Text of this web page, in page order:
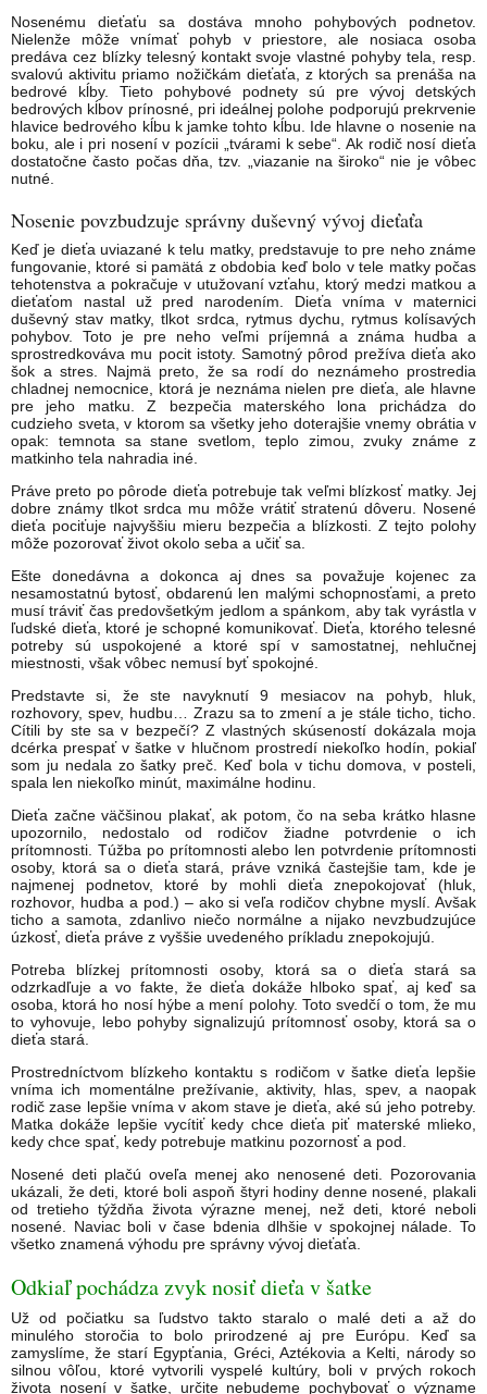
Nosenému dieťaťu sa dostáva mnoho pohybových podnetov.
Nielenže môže vnímať pohyb v priestore, ale nosiaca osoba
predáva cez blízky telesný kontakt svoje vlastné pohyby tela, resp.
svalovú aktivitu priamo nožičkám dieťaťa, z ktorých sa prenáša na
bedrové kĺby. Tieto pohybové podnety sú pre vývoj detských
bedrových kĺbov prínosné, pri ideálnej polohe podporujú prekrvenie
hlavice bedrového kĺbu k jamke tohto kĺbu. Ide hlavne o nosenie na
boku, ale i pri nosení v pozícii „tvárami k sebe“. Ak rodič nosí dieťa
dostatočne často počas dňa, tzv. „viazanie na široko“ nie je vôbec
nutné.
Nosenie povzbudzuje správny duševný vývoj dieťaťa
Keď je dieťa uviazané k telu matky, predstavuje to pre neho známe
fungovanie, ktoré si pamätá z obdobia keď bolo v tele matky počas
tehotenstva a pokračuje v utužovaní vzťahu, ktorý medzi matkou a
dieťaťom nastal už pred narodením. Dieťa vníma v maternici
duševný stav matky, tlkot srdca, rytmus dychu, rytmus kolísavých
pohybov. Toto je pre neho veľmi príjemná a známa hudba a
sprostredkováva mu pocit istoty. Samotný pôrod prežíva dieťa ako
šok a stres. Najmä preto, že sa rodí do neznámeho prostredia
chladnej nemocnice, ktorá je neznáma nielen pre dieťa, ale hlavne
pre jeho matku. Z bezpečia materského lona prichádza do
cudzieho sveta, v ktorom sa všetky jeho doterajšie vnemy obrátia v
opak: temnota sa stane svetlom, teplo zimou, zvuky známe z
matkinho tela nahradia iné.
Práve preto po pôrode dieťa potrebuje tak veľmi blízkosť matky. Jej
dobre známy tlkot srdca mu môže vrátiť stratenú dôveru. Nosené
dieťa pociťuje najvyššiu mieru bezpečia a blízkosti. Z tejto polohy
môže pozorovať život okolo seba a učiť sa.
Ešte donedávna a dokonca aj dnes sa považuje kojenec za
nesamostatnú bytosť, obdarenú len malými schopnosťami, a preto
musí tráviť čas predovšetkým jedlom a spánkom, aby tak vyrástla v
ľudské dieťa, ktoré je schopné komunikovať. Dieťa, ktorého telesné
potreby sú uspokojené a ktoré spí v samostatnej, nehlučnej
miestnosti, však vôbec nemusí byť spokojné.
Predstavte si, že ste navyknutí 9 mesiacov na pohyb, hluk,
rozhovory, spev, hudbu… Zrazu sa to zmení a je stále ticho, ticho.
Cítili by ste sa v bezpečí? Z vlastných skúseností dokázala moja
dcérka prespať v šatke v hlučnom prostredí niekoľko hodín, pokiaľ
som ju nedala zo šatky preč. Keď bola v tichu domova, v posteli,
spala len niekoľko minút, maximálne hodinu.
Dieťa začne väčšinou plakať, ak potom, čo na seba krátko hlasne
upozornilo, nedostalo od rodičov žiadne potvrdenie o ich
prítomnosti. Túžba po prítomnosti alebo len potvrdenie prítomnosti
osoby, ktorá sa o dieťa stará, práve vzniká častejšie tam, kde je
najmenej podnetov, ktoré by mohli dieťa znepokojovať (hluk,
rozhovor, hudba a pod.) – ako si veľa rodičov chybne myslí. Avšak
ticho a samota, zdanlivo niečo normálne a nijako nevzbudzujúce
úzkosť, dieťa práve z vyššie uvedeného príkladu znepokojujú.
Potreba blízkej prítomnosti osoby, ktorá sa o dieťa stará sa
odzrkadľuje a vo fakte, že dieťa dokáže hlboko spať, aj keď sa
osoba, ktorá ho nosí hýbe a mení polohy. Toto svedčí o tom, že mu
to vyhovuje, lebo pohyby signalizujú prítomnosť osoby, ktorá sa o
dieťa stará.
Prostredníctvom blízkeho kontaktu s rodičom v šatke dieťa lepšie
vníma ich momentálne prežívanie, aktivity, hlas, spev, a naopak
rodič zase lepšie vníma v akom stave je dieťa, aké sú jeho potreby.
Matka dokáže lepšie vycítiť kedy chce dieťa piť materské mlieko,
kedy chce spať, kedy potrebuje matkinu pozornosť a pod.
Nosené deti plačú oveľa menej ako nenosené deti. Pozorovania
ukázali, že deti, ktoré boli aspoň štyri hodiny denne nosené, plakali
od tretieho týždňa života výrazne menej, než deti, ktoré neboli
nosené. Naviac boli v čase bdenia dlhšie v spokojnej nálade. To
všetko znamená výhodu pre správny vývoj dieťaťa.
Odkiaľ pochádza zvyk nosiť dieťa v šatke
Už od počiatku sa ľudstvo takto staralo o malé deti a až do
minulého storočia to bolo prirodzené aj pre Európu. Keď sa
zamyslíme, že starí Egypťania, Gréci, Aztékovia a Kelti, národy so
silnou vôľou, ktoré vytvorili vyspelé kultúry, boli v prvých rokoch
života nosení v šatke, určite nebudeme pochybovať o význame